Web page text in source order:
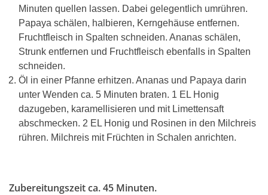
Minuten quellen lassen. Dabei gelegentlich umrühren.
Papaya schälen, halbieren, Kerngehäuse entfernen.
Fruchtfleisch in Spalten schneiden. Ananas schälen,
Strunk entfernen und Fruchtfleisch ebenfalls in Spalten
schneiden.
Öl in einer Pfanne erhitzen. Ananas und Papaya darin
unter Wenden ca. 5 Minuten braten. 1 EL Honig
dazugeben, karamellisieren und mit Limettensaft
abschmecken. 2 EL Honig und Rosinen in den Milchreis
rühren. Milchreis mit Früchten in Schalen anrichten.
Zubereitungszeit ca. 45 Minuten.